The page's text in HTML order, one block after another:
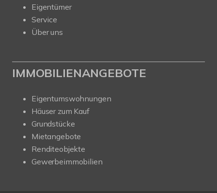
Eigentümer
Service
Über uns
IMMOBILIENANGEBOTE
Eigentumswohnungen
Häuser zum Kauf
Grundstücke
Mietangebote
Renditeobjekte
Gewerbeimmobilien